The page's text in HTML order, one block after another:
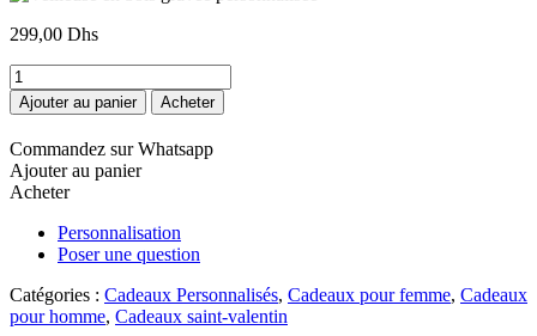
299,00 Dhs
quantité
de
Veilleuse
en
bois
gravée
personnalisée
Ajouter au panier Acheter
Commandez sur Whatsapp
Ajouter au panier
Acheter
Personnalisation
Poser une question
Catégories : Cadeaux Personnalisés, Cadeaux pour femme, Cadeaux
pour homme, Cadeaux saint-valentin